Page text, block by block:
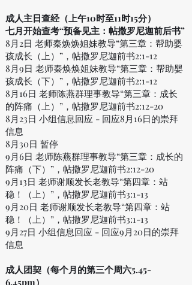
成人主日查经（上午10时至11时15分）
七月开始查考“预备见主：帖撒罗尼迦前后书”
8月2日 老师秦焕焕姐妹教导“第三章：帮助婴
孩成长（上）”，帖撒罗尼迦前书2:1-12
8月9日 老师秦焕焕姐妹教导“第三章：帮助婴
孩成长（下）”，帖撒罗尼迦前书2:1-12
8月16日 老师陈燕群理事教导“第三章： 成长
的阵痛（上）”， 帖撒罗尼迦前书2:12-20
8月23日 小组信息回应 - 回应8月16日的崇拜
信息
8月30日 暂停
9月6日 老师陈燕群理事教导“第三章： 成长的
阵痛（下）”，帖撒罗尼迦前书2:12-20
9月13日 老师谢顺发长老教导“第四章： 站
稳！（上）”，帖撒罗尼迦前书3:1-13
9月20日 老师谢顺发长老教导“第四章： 站
稳！（上） ”， 帖撒罗尼迦前书3:1-13
9月27日 小组信息回应 - 回应9月20日的崇拜
信息
成人团契（每个月的第三个周六5.45-
6.45pm）